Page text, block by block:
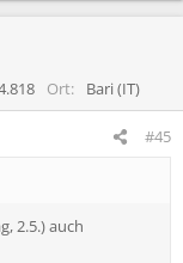
Ort Bari (IT)
#45
2.5.) auch